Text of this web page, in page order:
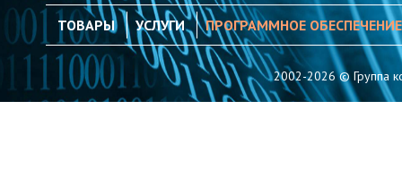
ТОВАРЫ УСЛУГИ ПРОГРАММНОЕ ОБЕСПЕЧЕНИЕ
2002-2026 © Группа